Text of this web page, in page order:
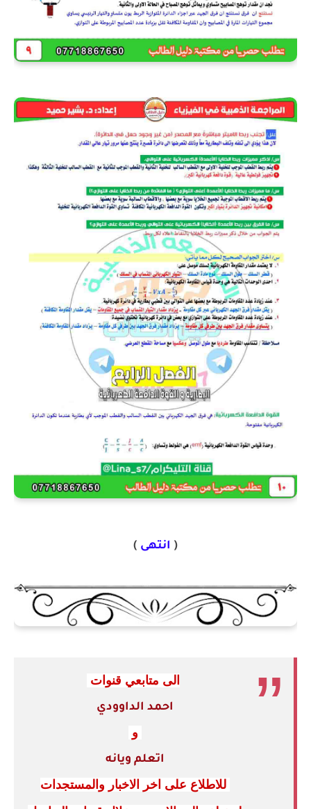
( انتهى )
الى متابعي قنوات
احمد الداوودي
و
اتعلم ويانه
للاطلاع على اخر الاخبار والمستجدات